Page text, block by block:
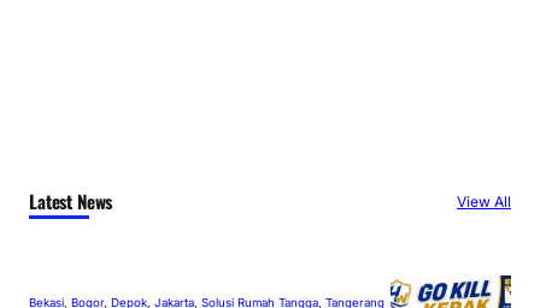
Latest News View All
Bekasi Bogor, Depok Jakarta Solusi Rumah Tangga Tangerang